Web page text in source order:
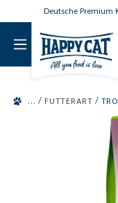
springen
Deutsche Premium
/ FUTTERART /